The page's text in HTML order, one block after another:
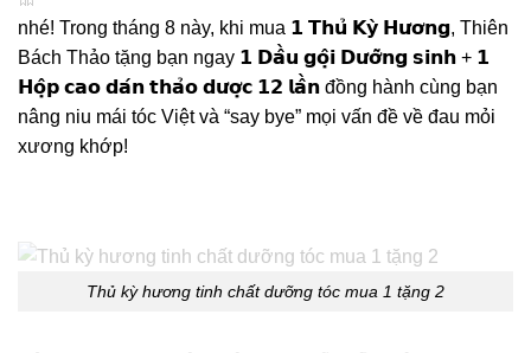
nhé! Trong tháng 8 này, khi mua 𝟭 𝗧𝗵𝘂̉ 𝗞𝘆̀ 𝗛𝘂̛𝗼̛𝗻𝗴, Thiên
Bách Thảo tặng bạn ngay 𝟭 𝗗𝗮̂̀𝘂 𝗴𝗼̣̂𝗶 𝗗𝘂̛𝗼̛̃𝗻𝗴 𝘀𝗶𝗻𝗵 + 𝟭
𝗛𝗼̣̂𝗽 𝗰𝗮𝗼 𝗱𝗮́𝗻 𝘁𝗵𝗮̉𝗼 𝗱𝘂̛𝗼̛̣𝗰 𝟭𝟮 𝗹𝗮̂̀𝗻 đồng hành cùng bạn
nâng niu mái tóc Việt và “say bye” mọi vấn đề về đau mỏi
xương khớp!
Thủ kỳ hương tinh chất dưỡng tóc mua 1 tặng 2